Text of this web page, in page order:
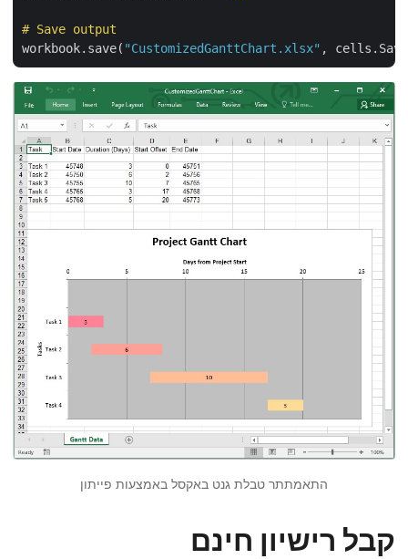
# Save output
workbook.save( "CustomizedGanttChart.xlsx"
התאמתתר טבלת גנט באקסל באמצעות פייתון
קבל רישיון חינם